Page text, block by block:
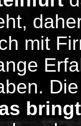
mit